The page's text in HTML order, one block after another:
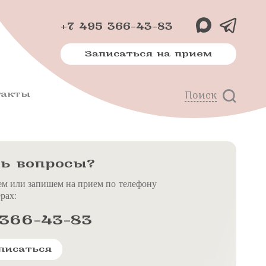
+7 495 366-43-83
Записаться на прием
Поиск
вопросы?
или запишем на прием по телефону
43-83